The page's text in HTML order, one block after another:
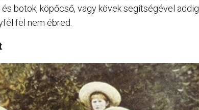
botok, köpőcső, vagy kövek segítségével addig
fel nem ébred.